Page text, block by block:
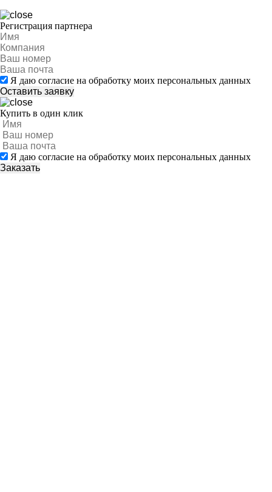
Регистрация партнера
Я даю согласие на обработку моих персональных данных
Купить в один клик
Я даю согласие на обработку моих персональных данных